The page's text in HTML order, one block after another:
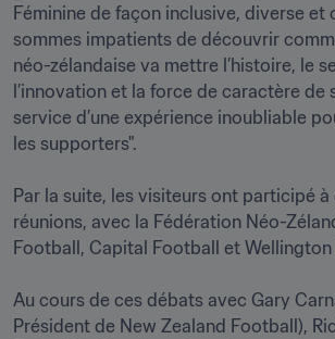
Féminine de façon inclusive, diverse et
sommes impatients de découvrir
néo-zélandaise va mettre l’histoire, le
l’innovation et la force de caractère de
service d’une expérience inoubliable
les supporters".
Par la suite, les visiteurs ont participé à
réunions, avec la Fédération Néo-
Football, Capital Football et Wellington
Au cours de ces débats avec Gary
Président de New Zealand Football),